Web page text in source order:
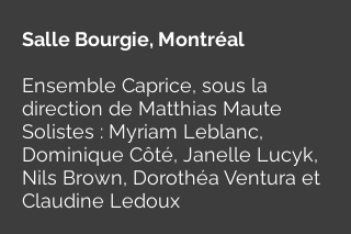
Salle Bourgie, Montréal
Ensemble Caprice, sous la
direction de Matthias Maute
Solistes : Myriam Leblanc,
Dominique Côté, Janelle Lucyk,
Nils Brown, Dorothéa Ventura et
Claudine Ledoux